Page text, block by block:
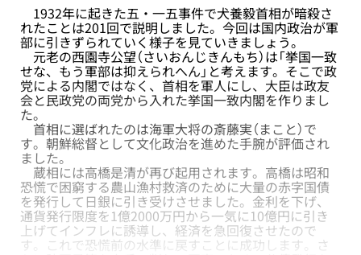
1932年に起きた五・一五事件で犬養毅首相が暗殺さ
れたことは201回で説明しました。今回は国内政治が軍
部に引きずられていく様子を見ていきましょう。
元老の西園寺公望（さいおんじきんもち）は「挙国一致
せな、もう軍部は抑えられへん」と考えます。そこで政
党による内閣ではなく、首相を軍人にし、大臣は政友
会と民政党の両党から入れた挙国一致内閣を作りまし
た。
首相に選ばれたのは海軍大将の斎藤実（まこと）で
す。朝鮮総督として文化政治を進めた手腕が評価され
ました。
蔵相には高橋是清が再び起用されます。高橋は昭和
恐慌で困窮する農山漁村救済のために大量の赤字国債
を発行して日銀に引き受けさせました。金利を下げ、
通貨発行限度を1億2000万円から一気に10億円に引き
上げてインフレに誘導し、経済を急回復させたので
す。これで恐慌前の水準に戻すことに成功します。さ